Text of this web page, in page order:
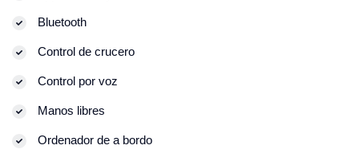
Bluetooth
Control de crucero
Control por voz
Manos libres
Ordenador de a bordo